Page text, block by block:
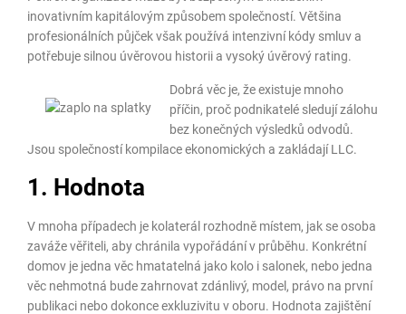
inovativním kapitálovým způsobem společností. Většina
profesionálních půjček však používá intenzivní kódy smluv a
potřebuje silnou úvěrovou historii a vysoký úvěrový rating.
Dobrá věc je, že existuje mnoho
příčin, proč podnikatelé sledují zálohu
bez konečných výsledků odvodů.
Jsou společností kompilace ekonomických a zakládají LLC.
1. Hodnota
V mnoha případech je kolaterál rozhodně místem, jak se osoba
zaváže věřiteli, aby chránila vypořádání v průběhu. Konkrétní
domov je jedna věc hmatatelná jako kolo i salonek, nebo jedna
věc nehmotná bude zahrnovat zdánlivý, model, právo na první
publikaci nebo dokonce exkluzivitu v oboru. Hodnota zajištění